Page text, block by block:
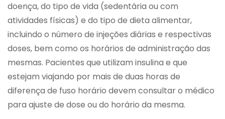
doença, do tipo de vida (sedentária ou com
atividades físicas) e do tipo de dieta alimentar,
incluindo o número de injeções diárias e respectivas
doses, bem como os horários de administração das
mesmas. Pacientes que utilizam insulina e que
estejam viajando por mais de duas horas de
diferença de fuso horário devem consultar o médico
para ajuste de dose ou do horário da mesma.